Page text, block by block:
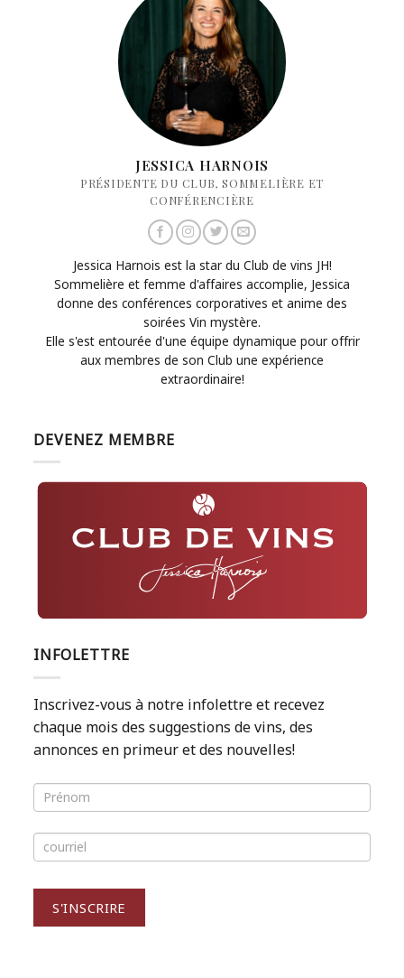
JESSICA HARNOIS
PRÉSIDENTE DU CLUB, SOMMELIÈRE ET
CONFÉRENCIÈRE
Jessica Harnois est la star du Club de vins JH!
Sommelière et femme d'affaires accomplie, Jessica
donne des conférences corporatives et anime des
soirées Vin mystère.
Elle s'est entourée d'une équipe dynamique pour offrir
aux membres de son Club une expérience
extraordinaire!
DEVENEZ MEMBRE
INFOLETTRE
Inscrivez-vous à notre infolettre et recevez
chaque mois des suggestions de vins, des
annonces en primeur et des nouvelles!
INFOLETTRE
S'INSCRIRE